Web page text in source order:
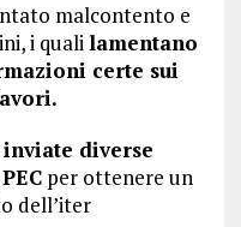
malcontento e
i qualilamentano
certe sui
inviate diverse
per ottenere un
dell’iter